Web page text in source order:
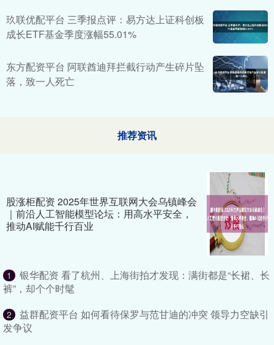
玖联优配平台 三季报点评：易方达上证科创板
成长ETF基金季度涨幅55.01%
东方配资平台 阿联酋迪拜拦截行动产生碎片坠
落，致一人死亡
推荐资讯
股涨柜配资 2025年世界互联网大会乌镇峰会
｜前沿人工智能模型论坛：用高水平安全，
推动AI赋能千行百业
1
银华配资 看了杭州、上海街拍才发现：满街都是“长裙、长
裤”，却个个时髦
2
益群配资平台 如何看待保罗与范甘迪的冲突 领导力空缺引
发争议